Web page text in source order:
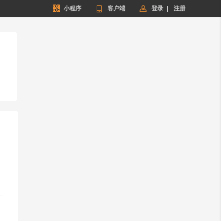
 小程序  客户端  登录 注册